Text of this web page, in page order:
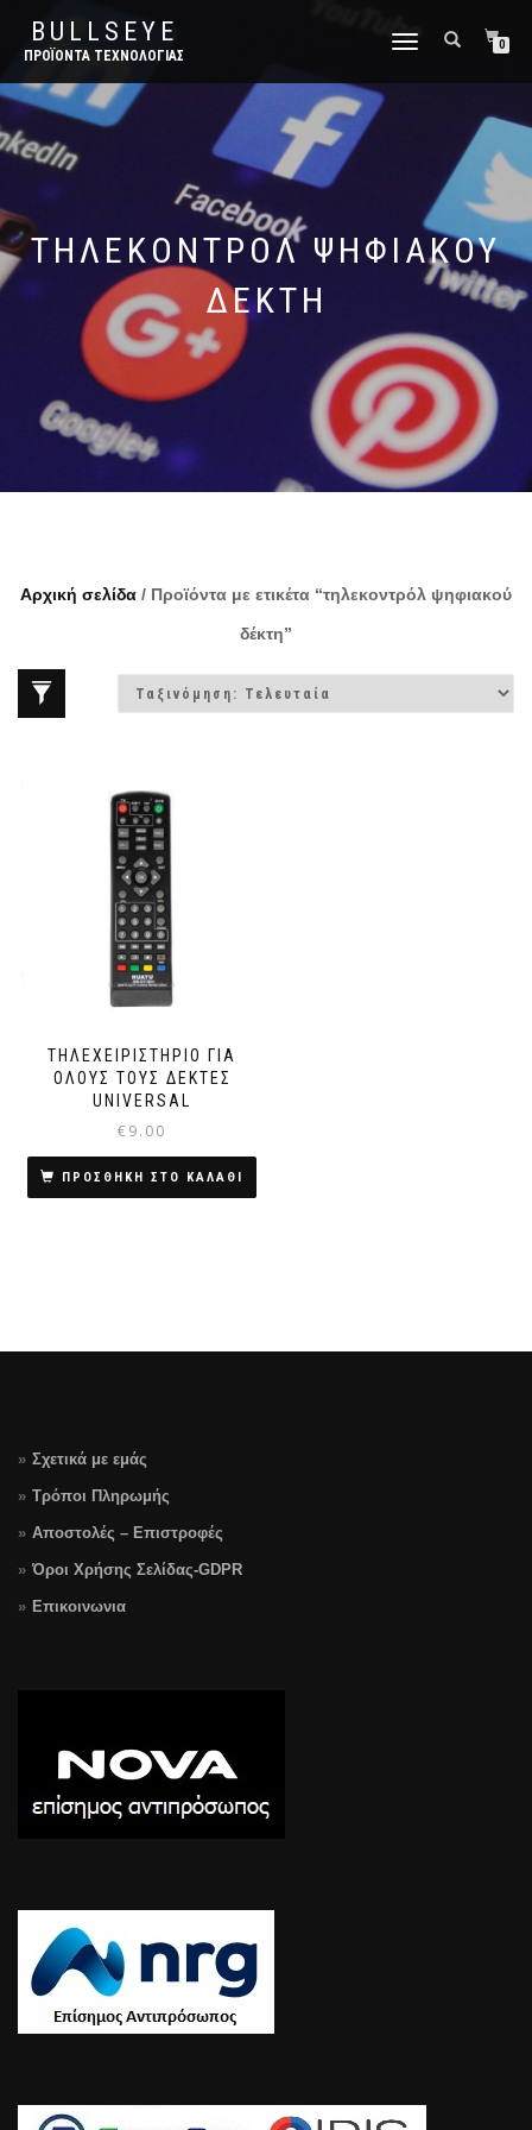
BULLSEYE
ΠΡΟΪΌΝΤΑ ΤΕΧΝΟΛΟΓΊΑΣ
ΕΝΑΛΛΑΓΉ
0
ΤΗΛΕΚΟΝΤΡΌΛ ΨΗΦΙΑΚΟΎ
ΔΈΚΤΗ
Αρχική σελίδα / Προϊόντα με ετικέτα “τηλεκοντρόλ ψηφιακού
δέκτη”
ΤΗΛΕΧΕΙΡΙΣΤΉΡΙΟ ΓΙΑ
ΌΛΟΥΣ ΤΟΥΣ ΔΈΚΤΕΣ
UNIVERSAL
€9.00
ΠΡΟΣΘΗΚΗ ΣΤΟ ΚΑΛΑΘΙ
Σχετικά με εμάς
Τρόποι Πληρωμής
Αποστολές – Επιστροφές
Όροι Χρήσης Σελίδας-GDPR
Επικοινωνια